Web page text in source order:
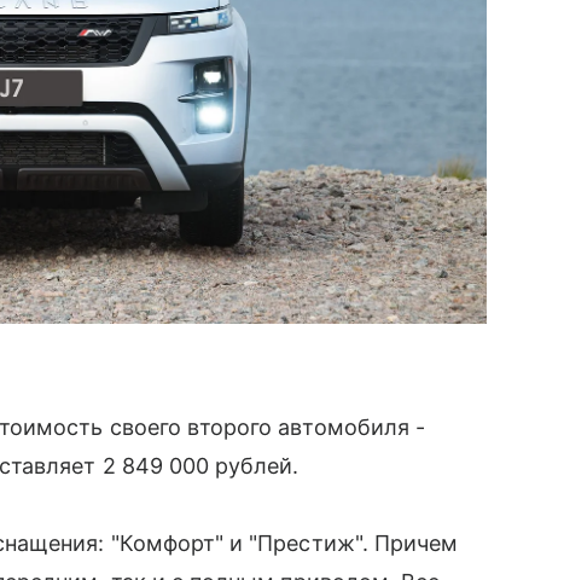
своего второго автомобиля -
2 849 000 рублей.
"Комфорт" и "Престиж". Причем